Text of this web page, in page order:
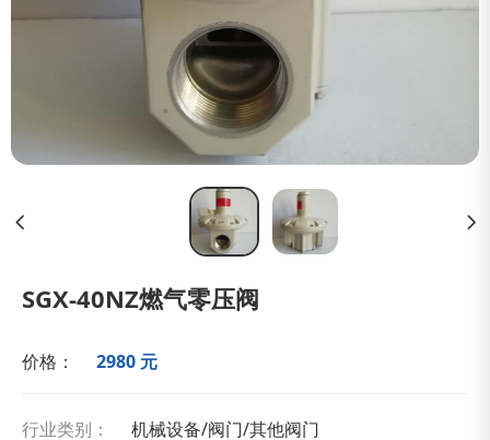
SGX-40NZ燃气零压阀
价格： 2980 元
行业类别：
机械设备/阀门/其他阀门